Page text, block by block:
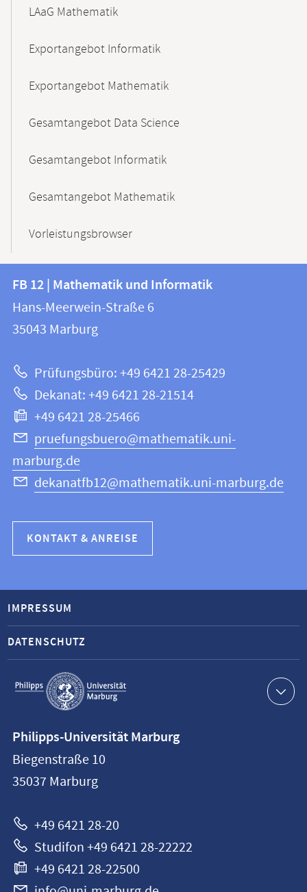
LAaG Mathematik
Exportangebot Informatik
Exportangebot Mathematik
Gesamtangebot Data Science
Gesamtangebot Informatik
Gesamtangebot Mathematik
Vorleistungsbrowser
Kontakt
und
Informationen
Website
FB
12
|
und
Informatik
FB 12 | Mathematik und Informatik
Hans-Meerwein-Straße 6
35043 Marburg
Prüfungsbüro: +49 6421 28-25429
Dekanat: +49 6421 28-21514
+49 6421 28-25466
pruefungsbuero@mathematik.uni-
marburg.de
dekanatfb12@mathematik.uni-marburg.de
KONTAKT & ANREISE
Service-
Navigation
IMPRESSUM
DATENSCHUTZ
Philipps-
Universität
Marburg
Philipps-Universität Marburg
Biegenstraße 10
35037 Marburg
+49 6421 28-20
Studifon +49 6421 28-22222
+49 6421 28-22500